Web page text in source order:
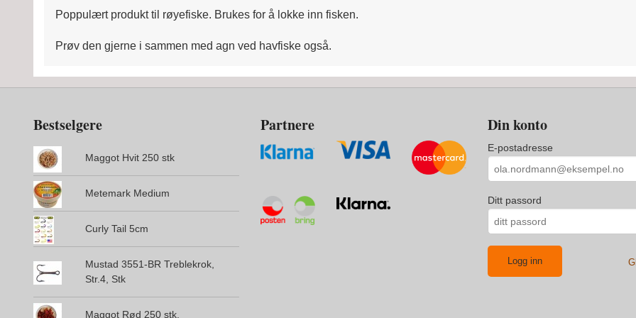
Poppulært produkt til røyefiske. Brukes for å lokke inn fisken.
Prøv den gjerne i sammen med agn ved havfiske også.
Bestselgere
Maggot Hvit 250 stk
Metemark Medium
Curly Tail 5cm
Mustad 3551-BR Treblekrok,
Str.4, Stk
Maggot Rød 250 stk.
Partnere Din konto
E-postadresse
Ditt passord